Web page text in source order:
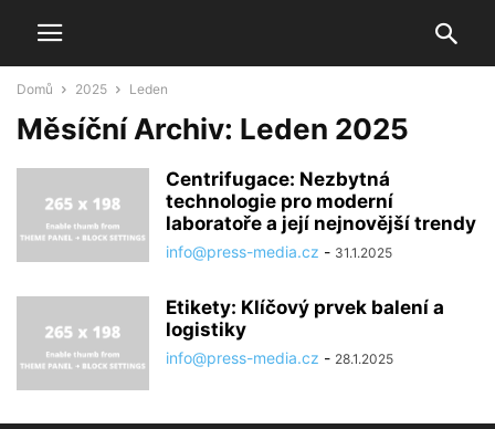
Domů 2025 Leden
Měsíční Archiv: Leden 2025
Centrifugace: Nezbytná
technologie pro moderní
laboratoře a její nejnovější trendy
info@press-media.cz - 31.1.2025
Etikety: Klíčový prvek balení a
logistiky
info@press-media.cz - 28.1.2025